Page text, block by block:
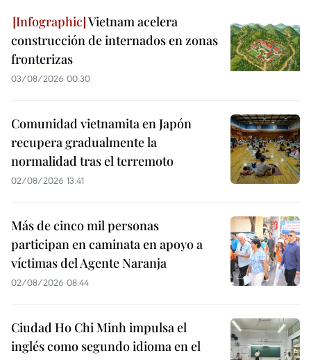
Vietnam acelera
construcción de internados en zonas
fronterizas
03/08/2026 00:30
Comunidad vietnamita en Japón
recupera gradualmente la
normalidad tras el terremoto
02/08/2026 13:41
Más de cinco mil personas
participan en caminata en apoyo a
víctimas del Agente Naranja
02/08/2026 08:44
Ciudad Ho Chi Minh impulsa el
inglés como segundo idioma en el